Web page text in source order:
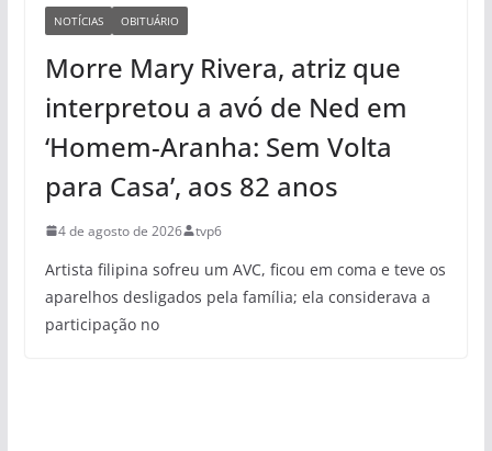
NOTÍCIAS OBITUÁRIO
Morre Mary Rivera, atriz que
interpretou a avó de Ned em
‘Homem-Aranha: Sem Volta
para Casa’, aos 82 anos
4 de agosto de 2026 tvp6
Artista filipina sofreu um AVC, ficou em coma e teve os
aparelhos desligados pela família; ela considerava a
participação no